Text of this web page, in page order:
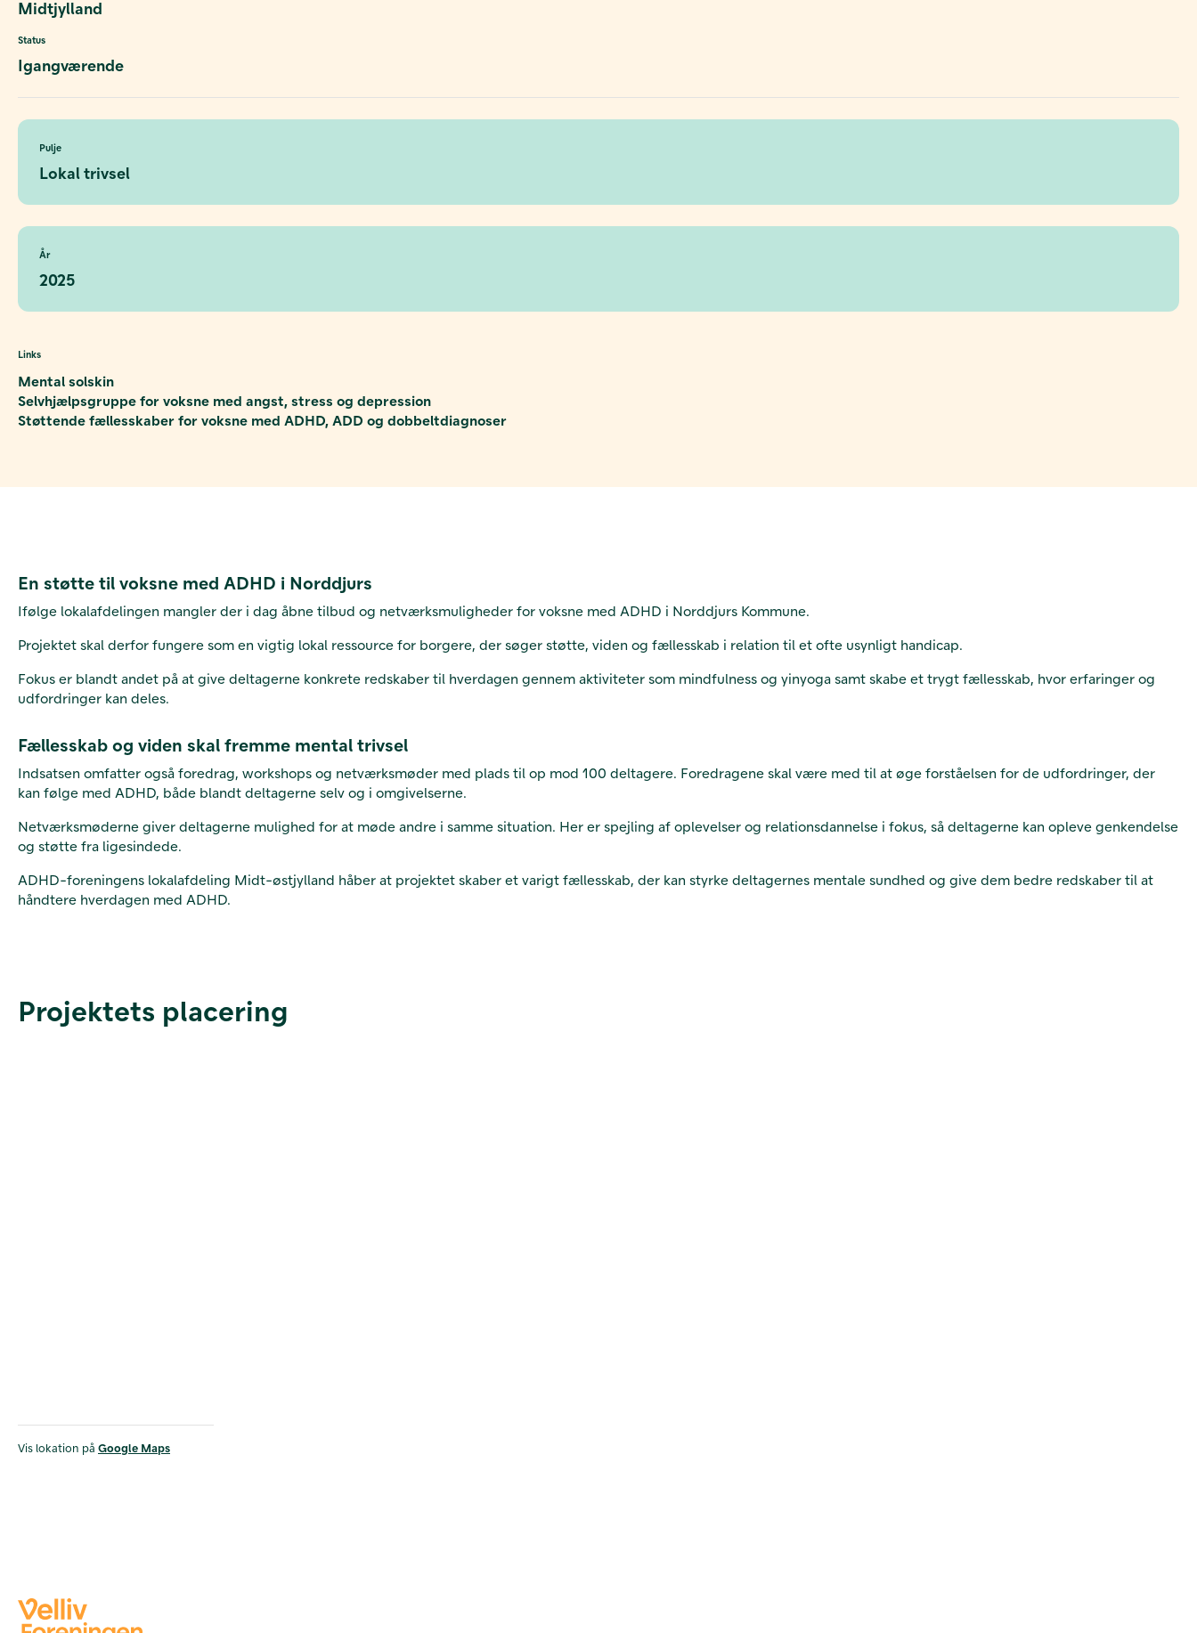
Midtjylland
Status
Igangværende
Pulje
Lokal trivsel
År
2025
Links
Mental solskin
Selvhjælpsgruppe for voksne med angst, stress og depression
Støttende fællesskaber for voksne med ADHD, ADD og dobbeltdiagnoser
En støtte til voksne med ADHD i Norddjurs
Ifølge lokalafdelingen mangler der i dag åbne tilbud og netværksmuligheder for voksne med ADHD i Norddjurs Kommune.
Projektet skal derfor fungere som en vigtig lokal ressource for borgere, der søger støtte, viden og fællesskab i relation til et ofte usynligt handicap.
Fokus er blandt andet på at give deltagerne konkrete redskaber til hverdagen gennem aktiviteter som mindfulness og yinyoga samt skabe et trygt fællesskab, hvor erfaringer og
udfordringer kan deles.
Fællesskab og viden skal fremme mental trivsel
Indsatsen omfatter også foredrag, workshops og netværksmøder med plads til op mod 100 deltagere. Foredragene skal være med til at øge forståelsen for de udfordringer, der
kan følge med ADHD, både blandt deltagerne selv og i omgivelserne.
Netværksmøderne giver deltagerne mulighed for at møde andre i samme situation. Her er spejling af oplevelser og relationsdannelse i fokus, så deltagerne kan opleve genkendelse
og støtte fra ligesindede.
ADHD-foreningens lokalafdeling Midt-østjylland håber at projektet skaber et varigt fællesskab, der kan styrke deltagernes mentale sundhed og give dem bedre redskaber til at
håndtere hverdagen med ADHD.
Projektets placering
Vis lokation på Google Maps